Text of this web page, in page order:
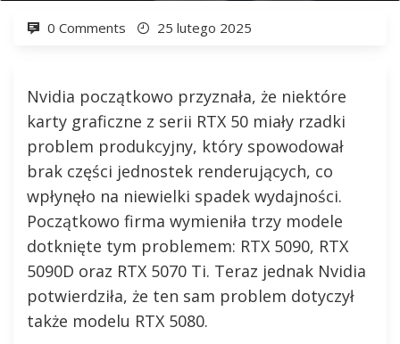
0 Comments 25 lutego 2025
Nvidia początkowo przyznała, że niektóre
karty graficzne z serii RTX 50 miały rzadki
problem produkcyjny, który spowodował
brak części jednostek renderujących, co
wpłynęło na niewielki spadek wydajności.
Początkowo firma wymieniła trzy modele
dotknięte tym problemem: RTX 5090, RTX
5090D oraz RTX 5070 Ti. Teraz jednak Nvidia
potwierdziła, że ten sam problem dotyczył
także modelu RTX 5080.